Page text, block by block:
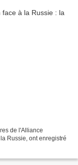
de l'Alliance
Russie, ont enregistré